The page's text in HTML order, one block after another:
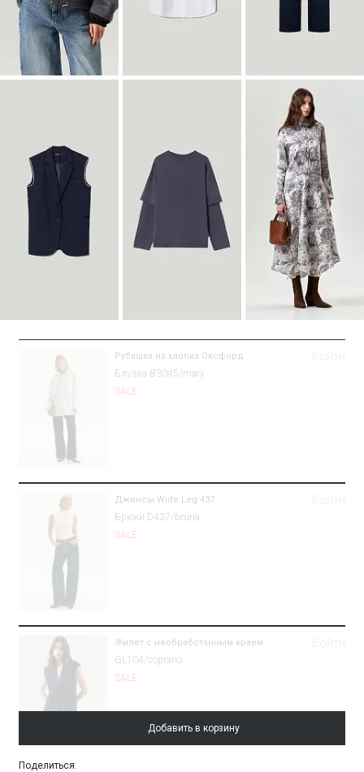
Войти
Рубашка из хлопка Оксфорд
Блузка B3045/mary
SALE
Войти
Джинсы Wide Leg 437
Брюки D437/bruna
SALE
Войти
Жилет с необработанным краем
GL104/soprano
SALE
Войти
Добавить в корзину
Поделиться: